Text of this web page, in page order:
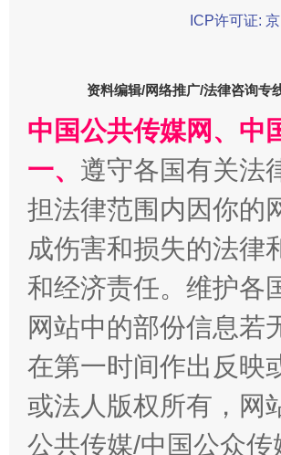
在谋一域中谋全局
习近平的博鳌关键词
ICP许可证:
资料编辑/网络推广/法律咨询专
中国公共传媒网、中
一、 遵守各国有关法
担法律范围内因你的
成伤害和损失的法律
和经济责任。维护各
网站中的部份信息若
在第一时间作出反映
或法人版权所有，网
公共传媒/中国公众